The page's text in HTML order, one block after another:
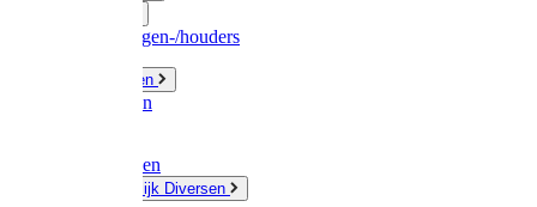
Slangenwagen-/houders
Olie / Vetten
Chemicalien
Plasticzakken
Huishoudelijk Diversen